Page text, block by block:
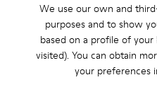
We use our own and
purposes and to show
based on a profile of
visited). You can obtain
your preferences
CAMPER FEMEI ÎNCĂLȚĂMINTE
Vânzări: Obține